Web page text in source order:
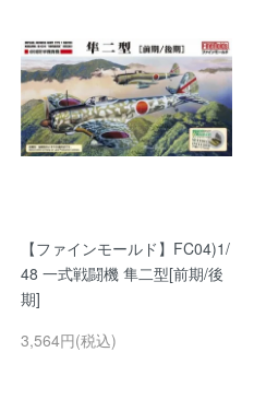
【ファインモールド】FC04)1/
48 一式戦闘機 隼二型[前期/後
期]
3,564円(税込)